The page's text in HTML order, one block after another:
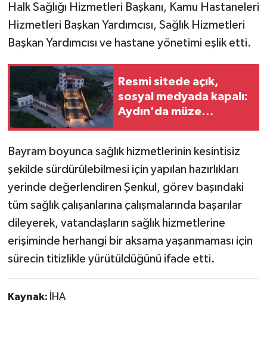
Halk Sağlığı Hizmetleri Başkanı, Kamu Hastaneleri
Hizmetleri Başkan Yardımcısı, Sağlık Hizmetleri
Başkan Yardımcısı ve hastane yönetimi eşlik etti.
Resmi sitede açık,
sosyal medyada kapalı:
Aydın'da müze
Bayram boyunca sağlık hizmetlerinin kesintisiz
şekilde sürdürülebilmesi için yapılan hazırlıkları
yerinde değerlendiren Şenkul, görev başındaki
tüm sağlık çalışanlarına çalışmalarında başarılar
dileyerek, vatandaşların sağlık hizmetlerine
erişiminde herhangi bir aksama yaşanmaması için
sürecin titizlikle yürütüldüğünü ifade etti.
Kaynak: İHA